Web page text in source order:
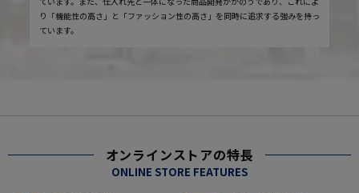
り「機能性の高さ」と「ファッション性の高さ」を同時に追求する強みを持っ
ています。
オンラインストアの特長
ONLINE STORE FEATURES